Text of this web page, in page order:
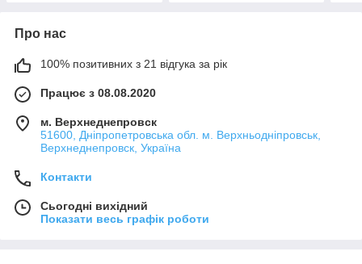
Про нас
100% позитивних з 21 відгука за рік
Працює з 08.08.2020
м. Верхнеднепровск
51600, Дніпропетровська обл. м. Верхньодніпровськ,
Верхнеднепровск, Україна
Контакти
Сьогодні вихідний
Показати весь графік роботи